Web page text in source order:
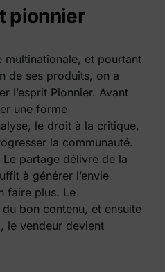
pionnier
multinationale, et pourtant
de ses produits, on a
l’esprit Pionnier. Avant
une forme
le droit à la critique,
la communauté.
Le partage délivre de la
à générer l’envie
faire plus. Le
bon contenu, et ensuite
le vendeur devient